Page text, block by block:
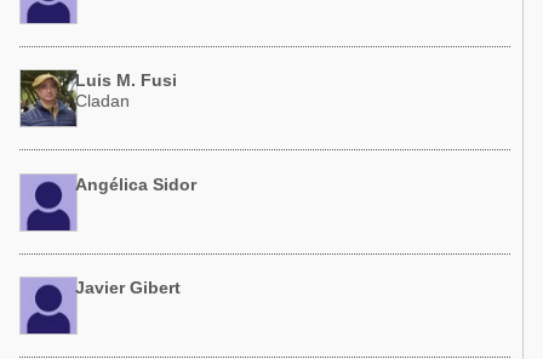
Luis M. Fusi
Cladan
Angélica Sidor
Javier Gibert